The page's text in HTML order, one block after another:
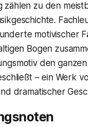
zählen zu den
motivischer
Bogen
den ganzen
– ein Werk
dramatischer